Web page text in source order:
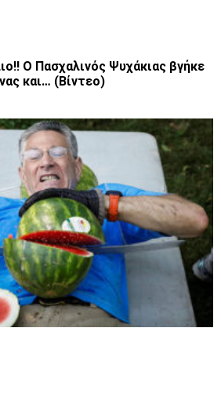
Ο Πασχαλινός Ψυχάκιας βγήκε
και… (Βίντεο)